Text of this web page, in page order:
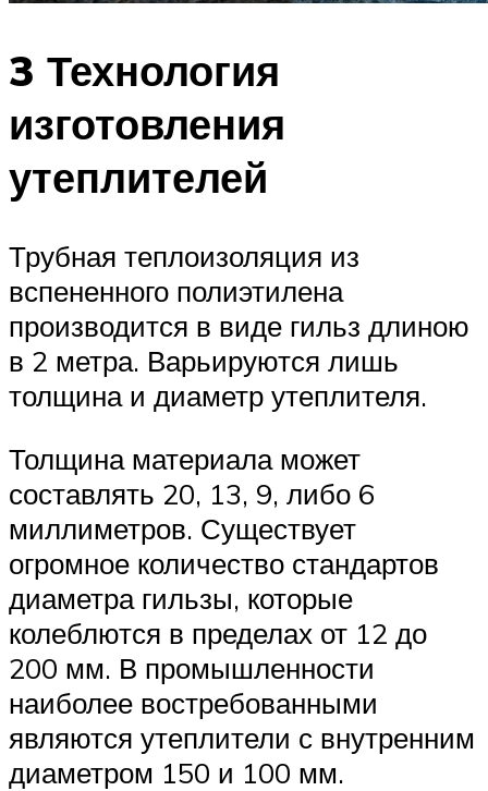
3 Технология
изготовления
утеплителей
Трубная теплоизоляция из
вспененного полиэтилена
производится в виде гильз длиною
в 2 метра. Варьируются лишь
толщина и диаметр утеплителя.
Толщина материала может
составлять 20, 13, 9, либо 6
миллиметров. Существует
огромное количество стандартов
диаметра гильзы, которые
колеблются в пределах от 12 до
200 мм. В промышленности
наиболее востребованными
являются утеплители с внутренним
диаметром 150 и 100 мм.